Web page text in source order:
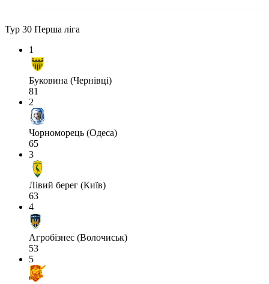
Тур 30 Перша ліга
1
Буковина (Чернівці)
81
2
Чорноморець (Одеса)
65
3
Лівий берег (Київ)
63
4
Агробізнес (Волочиськ)
53
5